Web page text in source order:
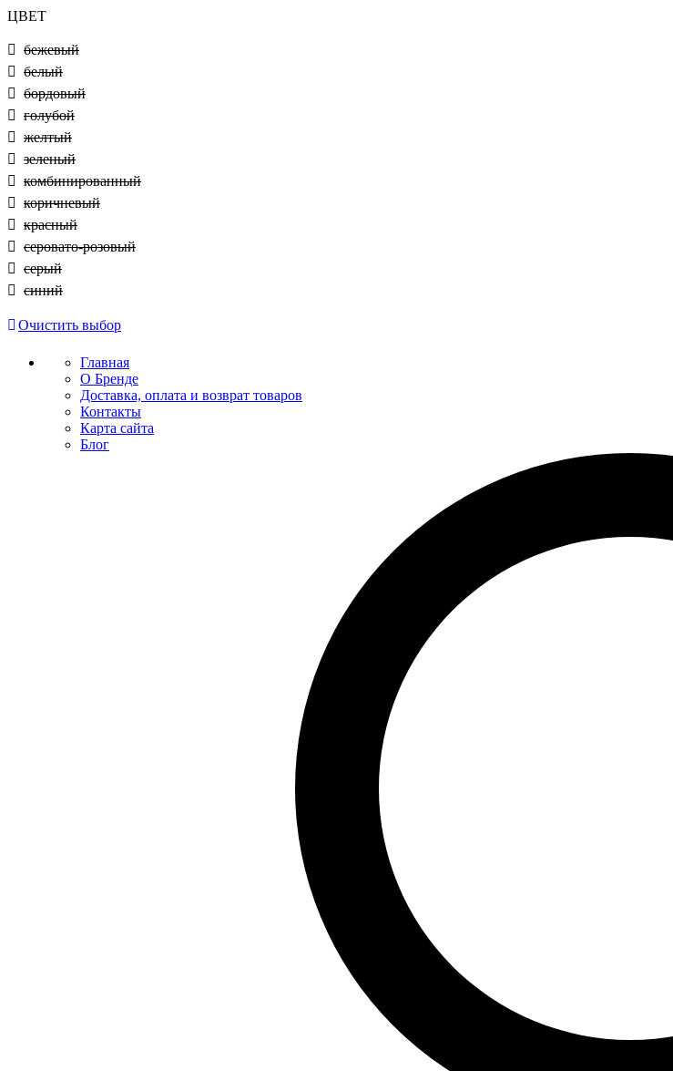
ЦВЕТ
бежевый
белый
бордовый
голубой
желтый
зеленый
комбинированный
коричневый
красный
серовато-розовый
серый
синий
Очистить выбор
Главная
О Бренде
Доставка, оплата и возврат товаров
Контакты
Карта сайта
Блог